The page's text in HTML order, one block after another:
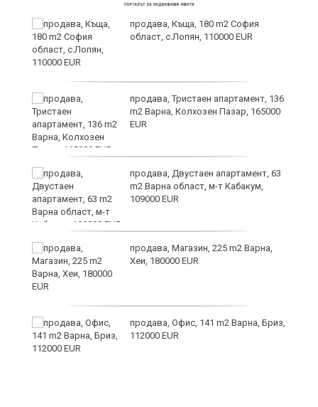
продава, Къща, 180 m2 София
област, с.Лопян, 110000 EUR
продава, Тристаен апартамент, 136
m2 Варна, Колхозен Пазар, 165000
EUR
продава, Двустаен апартамент, 63
m2 Варна област, м-т Кабакум,
109000 EUR
продава, Магазин, 225 m2 Варна,
Хеи, 180000 EUR
продава, Офис, 141 m2 Варна, Бриз,
112000 EUR